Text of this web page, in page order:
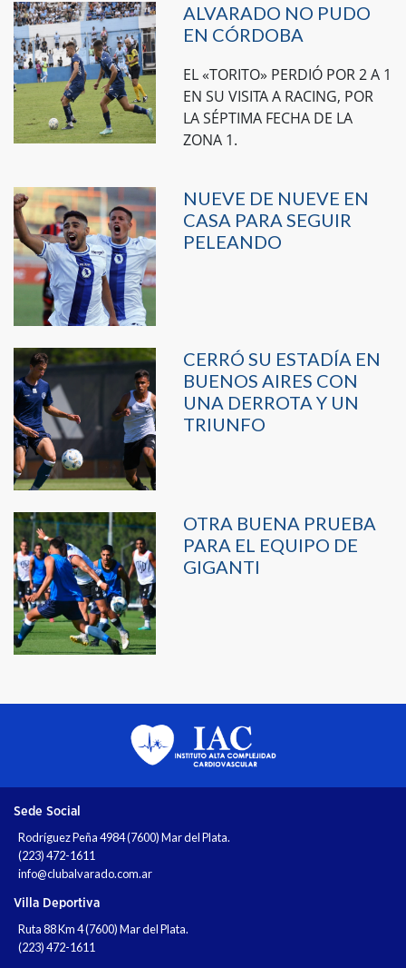
ALVARADO NO PUDO
EN CÓRDOBA
EL «TORITO» PERDIÓ POR 2 A 1
EN SU VISITA A RACING, POR
LA SÉPTIMA FECHA DE LA
ZONA 1.
NUEVE DE NUEVE EN
CASA PARA SEGUIR
PELEANDO
CERRÓ SU ESTADÍA EN
BUENOS AIRES CON
UNA DERROTA Y UN
TRIUNFO
OTRA BUENA PRUEBA
PARA EL EQUIPO DE
GIGANTI
Sede Social
Rodríguez Peña 4984 (7600) Mar del Plata.
(223) 472-1611
info@clubalvarado.com.ar
Villa Deportiva
Ruta 88 Km 4 (7600) Mar del Plata.
(223) 472-1611